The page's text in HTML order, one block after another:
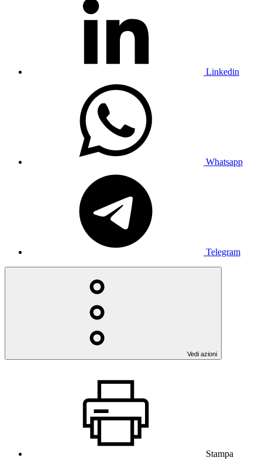
Linkedin
Whatsapp
Telegram
Vedi azioni
Stampa